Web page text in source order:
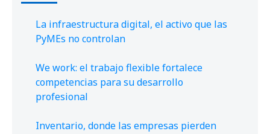
La infraestructura digital, el activo que las
PyMEs no controlan
We work: el trabajo flexible fortalece
competencias para su desarrollo
profesional
Inventario, donde las empresas pierden